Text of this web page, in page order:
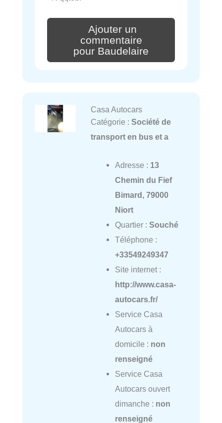
Ajouter un
commentaire
pour Baudelaire
Casa Autocars
Catégorie : Société de
transport en bus et a
Adresse : 13
Chemin du Fief
Bimard, 79000
Niort
Quartier : Souché
Téléphone :
+33549249347
Site internet :
http://www.casa-
autocars.fr/
Service Casa
Autocars à
domicile : non
renseigné
Service Casa
Autocars ouvert
dimanche : non
renseigné